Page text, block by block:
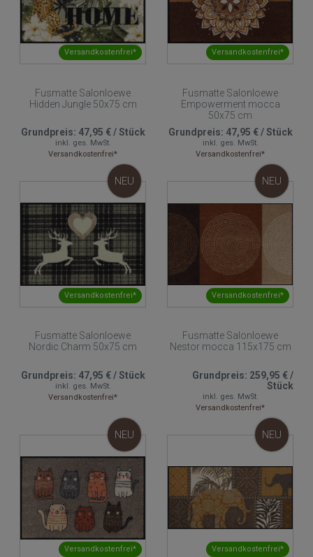
Versandkostenfrei*
Fusmatte Salonloewe
Hidden Jungle 50x75 cm
Grundpreis: 47,95 €/Stück
inkl. ges. MwSt.
Versandkostenfrei*
Versandkostenfrei*
Fusmatte Salonloewe
Empowerment mocca
50x75 cm
Grundpreis: 47,95 €/Stück
inkl. ges. MwSt.
Versandkostenfrei*
Versandkostenfrei*
NEU
Fusmatte Salonloewe
Nordic Charm 50x75 cm
Grundpreis: 47,95 €/Stück
inkl. ges. MwSt.
Versandkostenfrei*
Versandkostenfrei*
NEU
Fusmatte Salonloewe
Nestor mocca 115x175 cm
Grundpreis: 259,95 €/
Stück
inkl. ges. MwSt.
Versandkostenfrei*
Versandkostenfrei*
NEU
Versandkostenfrei*
NEU